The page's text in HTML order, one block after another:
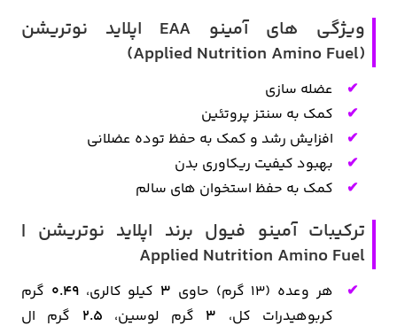
ویژگی های آمینو EAA اپلاید نوتریشن
(Applied Nutrition Amino Fuel)
عضله سازی
کمک به سنتز پروتئین
افزایش رشد و کمک به حفظ توده عضلانی
بهبود کیفیت ریکاوری بدن
کمک به حفظ استخوان های سالم
ترکیبات آمینو فیول برند اپلاید نوتریشن |
Applied Nutrition Amino Fuel
هر وعده (۱۳ گرم) حاوی ۳ کیلو کالری،۰.۴۹ گرم
کربوهیدرات کل، ۳ گرم لوسین، ۲.۵ گرم ال